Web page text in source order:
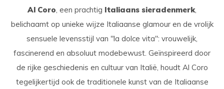
Al Coro, een prachtig Italiaans sieradenmerk,
belichaamt op unieke wijze Italiaanse glamour en de vrolijk
sensuele levensstijl van "la dolce vita": vrouwelijk,
fascinerend en absoluut modebewust. Geïnspireerd door
de rijke geschiedenis en cultuur van Italië, houdt Al Coro
tegelijkertijd ook de traditionele kunst van de Italiaanse